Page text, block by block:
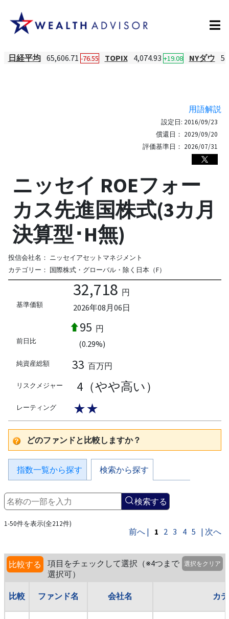
日経平均 65,606.71 -76.55 TOPIX 4,074.93 +19.08 NYダウ
用語解説
設定日: 2016/09/23
償還日： 2029/09/20
評価基準日： 2026/07/31
ニッセイ ROEフォー
カス先進国株式(3カ月
決算型･H無)
投信会社名： ニッセイアセットマネジメント
カテゴリー： 国際株式・グローバル・除く日本（F）
基準価額
32,718 円
2026年08月06日
前日比
95 円
(0.29%)
純資産総額 33 百万円
リスクメジャー 4（やや高い）
レーティング ★★
どのファンドと比較しますか？
指数一覧から探す 検索から探す
検索する
1-50件を表示(全212件)
前へ | 1 2 3 4 5 | 次へ
比較する
項目をチェックして選択（※4つまで
選択可）
選択をクリア
比較 ファンド名 会社名 カ